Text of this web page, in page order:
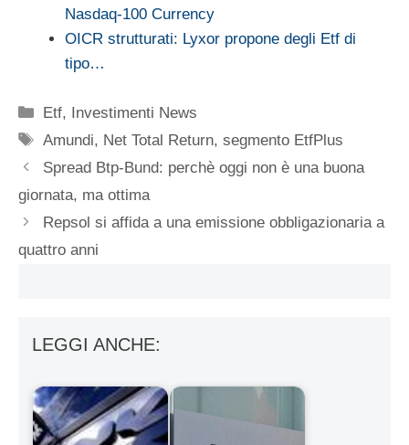
Nasdaq-100 Currency
OICR strutturati: Lyxor propone degli Etf di
tipo…
Categorie
Etf, Investimenti News
Tag
Amundi, Net Total Return,segmento EtfPlus
Spread Btp-Bund: perchè oggi non è una buona
giornata, ma ottima
Repsol si affida a una emissione obbligazionaria a
quattro anni
LEGGI ANCHE: